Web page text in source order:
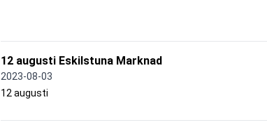
12 augusti Eskilstuna Marknad
2023-08-03
12 augusti